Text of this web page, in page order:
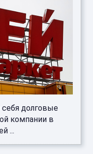
себя долговые
компании в
...